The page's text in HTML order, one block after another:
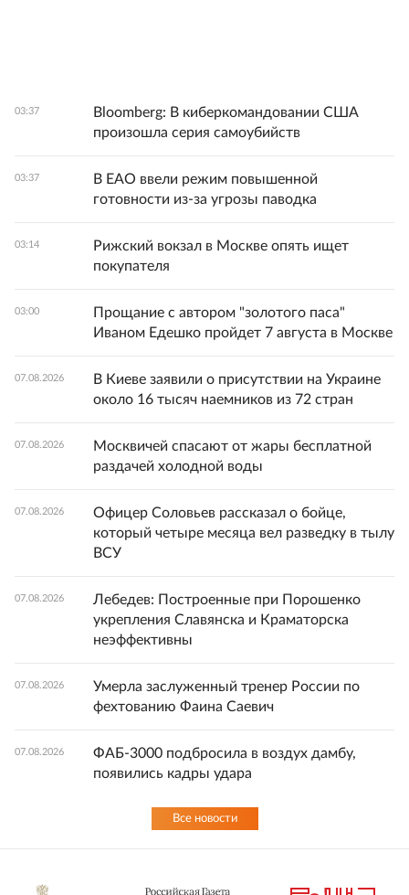
03:37
Bloomberg: В киберкомандовании США
произошла серия самоубийств
03:37
В ЕАО ввели режим повышенной
готовности из-за угрозы паводка
03:14
Рижский вокзал в Москве опять ищет
покупателя
03:00
Прощание с автором "золотого паса"
Иваном Едешко пройдет 7 августа в Москве
07.08.2026
В Киеве заявили о присутствии на Украине
около 16 тысяч наемников из 72 стран
07.08.2026
Москвичей спасают от жары бесплатной
раздачей холодной воды
07.08.2026
Офицер Соловьев рассказал о бойце,
который четыре месяца вел разведку в тылу
ВСУ
07.08.2026
Лебедев: Построенные при Порошенко
укрепления Славянска и Краматорска
неэффективны
07.08.2026
Умерла заслуженный тренер России по
фехтованию Фаина Саевич
07.08.2026
ФАБ-3000 подбросила в воздух дамбу,
появились кадры удара
Все новости